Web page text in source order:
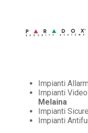
Impianti
Impianti
Melaina
Impianti
Impianti